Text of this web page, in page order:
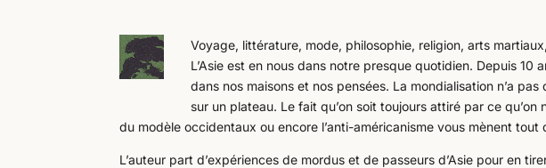
Voyage, littérature, mode, philosophie, religion, arts
L’Asie est en nous dans notre presque quotidien. Depuis
dans nos maisons et nos pensées. La mondialisation n’a
sur un plateau. Le fait qu’on soit toujours attiré par ce
du modèle occidentaux ou encore l’anti-américanisme vous mènent
L’auteur part d’expériences de mordus et de passeurs d’Asie pour en